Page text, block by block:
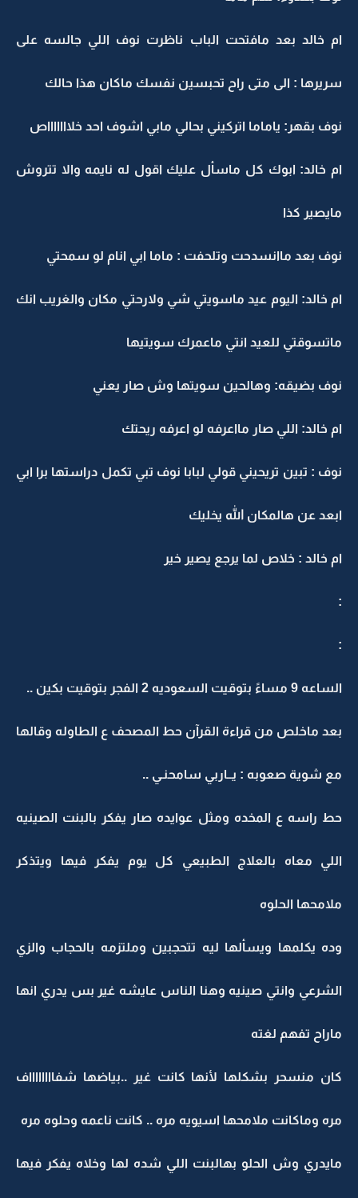
ام خالد بعد مافتحت الباب ناظرت نوف اللي جالسه على
سريرها : الى متى راح تحبسين نفسك ماكان هذا حالك
نوف بقهر: ياماما اتركيني بحالي مابي اشوف احد خلاااااااص
ام خالد: ابوك كل ماسأل عليك اقول له نايمه والا تتروش
مايصير كذا
نوف بعد ماانسدحت وتلحفت : ماما ابي انام لو سمحتي
ام خالد: اليوم عيد ماسويتي شي ولارحتي مكان والغريب انك
ماتسوقتي للعيد انتي ماعمرك سويتيها
نوف بضيقه: وهالحين سويتها وش صار يعني
ام خالد: اللي صار مااعرفه لو اعرفه ريحتك
نوف : تبين تريحيني قولي لبابا نوف تبي تكمل دراستها برا ابي
ابعد عن هالمكان الله يخليك
ام خالد : خلاص لما يرجع يصير خير
:
:
الساعه 9 مساءً بتوقيت السعوديه 2 الفجر بتوقيت بكين ..
بعد ماخلص من قراءة القرآن حط المصحف ع الطاوله وقالها
مع شوية صعوبه : يــاربي سامحنـي ..
حط راسه ع المخده ومثل عوايده صار يفكر بالبنت الصينيه
اللي معاه بالعلاج الطبيعي كل يوم يفكر فيها ويتذكر
ملامحها الحلوه
وده يكلمها ويسألها ليه تتحجبين وملتزمه بالحجاب والزي
الشرعي وانتي صينيه وهنا الناس عايشه غير بس يدري انها
ماراح تفهم لغته
كان منسحر بشكلها لأنها كانت غير ..بياضها شفااااااااف
مره وماكانت ملامحها اسيويه مره .. كانت ناعمه وحلوه مره
مايدري وش الحلو بهالبنت اللي شده لها وخلاه يفكر فيها